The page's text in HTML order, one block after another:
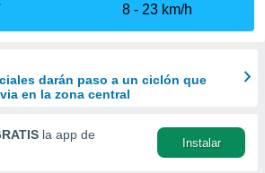
8
23 km/h
darán paso a un ciclón que
en la zona central
la app de
Instalar